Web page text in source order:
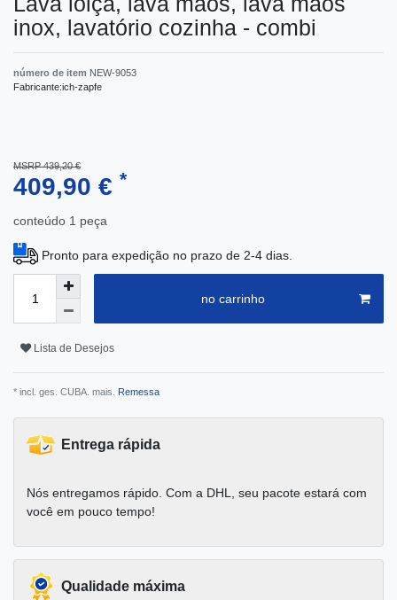
inox, lavatório cozinha - combi
número de item NEW-9053
Fabricante:ich-zapfe
MSRP 439,20 €
409,90 € *
conteúdo 1 peça
Pronto para expedição no prazo de 2-4 dias.
no carrinho
Lista de Desejos
* incl. ges. CUBA. mais. Remessa
Entrega rápida
Nós entregamos rápido. Com a DHL, seu pacote estará com
você em pouco tempo!
Qualidade máxima